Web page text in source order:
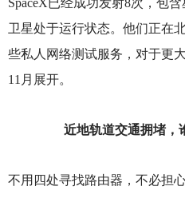
SpaceX已经成功发射8次，包
卫星处于运行状态。他们正在
些私人网络测试服务，对于更
11月展开。
近地轨道交通拥堵，
不用四处寻找路由器，不必担